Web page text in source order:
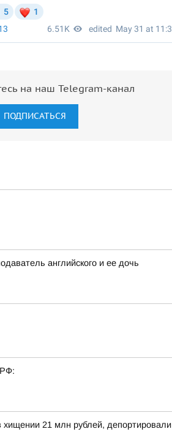
на наш Telegram-канал
ПОДПИСАТЬСЯ
английского и ее дочь
хищении 21 млн рублей,